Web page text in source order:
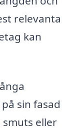
relevanta
kan
sin fasad
smuts eller